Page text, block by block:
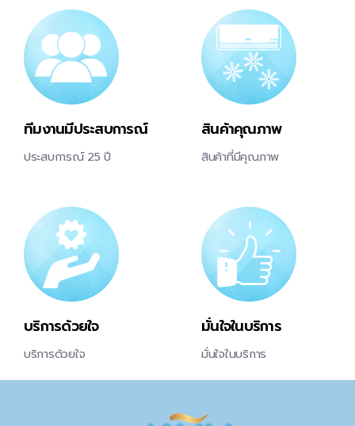
ทีมงานมีประสบการณ์
ประสบการณ์ 25 ปี
สินค้าคุณภาพ
สินค้าที่มีคุณภาพ
บริการด้วยใจ
บริการด้วยใจ
มั่นใจในบริการ
มั่นใจในบริการ